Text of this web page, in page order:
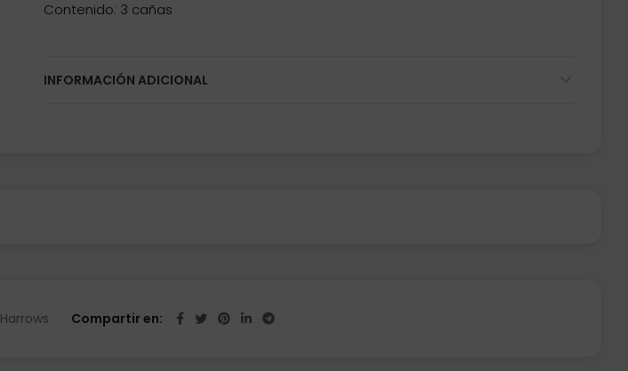
Contenido: 3 cañas
INFORMACIÓN ADICIONAL
Harrows Compartir en